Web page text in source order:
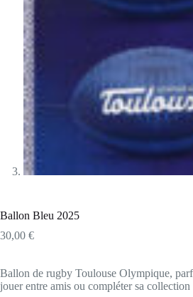
Ballon Bleu 2025
30,00 €
Ballon de rugby Toulouse Olympique,
jouer entre amis ou compléter sa collection